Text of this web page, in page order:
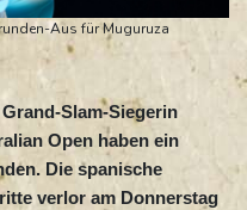
Aus für Muguruza
Slam-Siegerin
Open haben ein
Die spanische
verlor am Donnerstag